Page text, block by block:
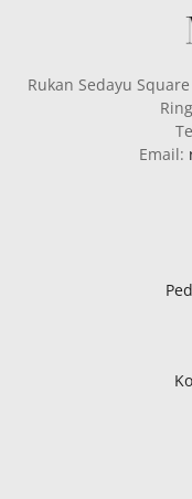
Rukan Sedayu
Email: